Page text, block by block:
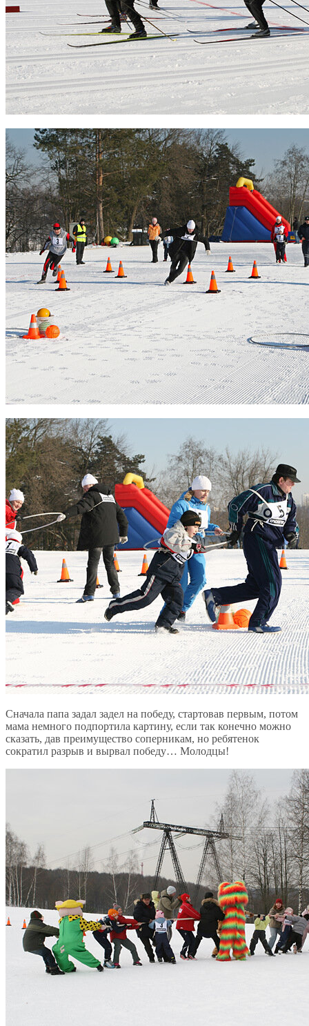
Сначала папа задал задел на победу, стартовав первым, потом
мама немного подпортила картину, если так конечно можно
сказать, дав преимущество соперникам, но ребятенок
сократил разрыв и вырвал победу… Молодцы!